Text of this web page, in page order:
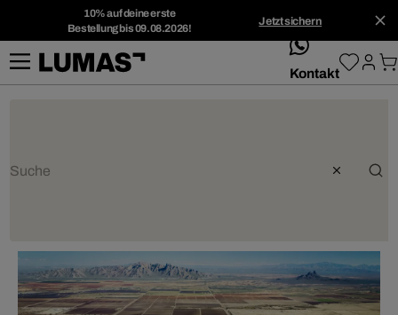
10% auf deine erste
Bestellung bis 09.08.2026!
Jetzt sichern
whatsApp
Kontakt